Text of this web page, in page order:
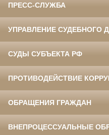
ПРЕСС-СЛУЖБА
УПРАВЛЕНИЕ СУДЕБНОГО
СУДЫ СУБЪЕКТА РФ
ПРОТИВОДЕЙСТВИЕ
ОБРАЩЕНИЯ ГРАЖДАН
ВНЕПРОЦЕССУАЛЬНЫЕ